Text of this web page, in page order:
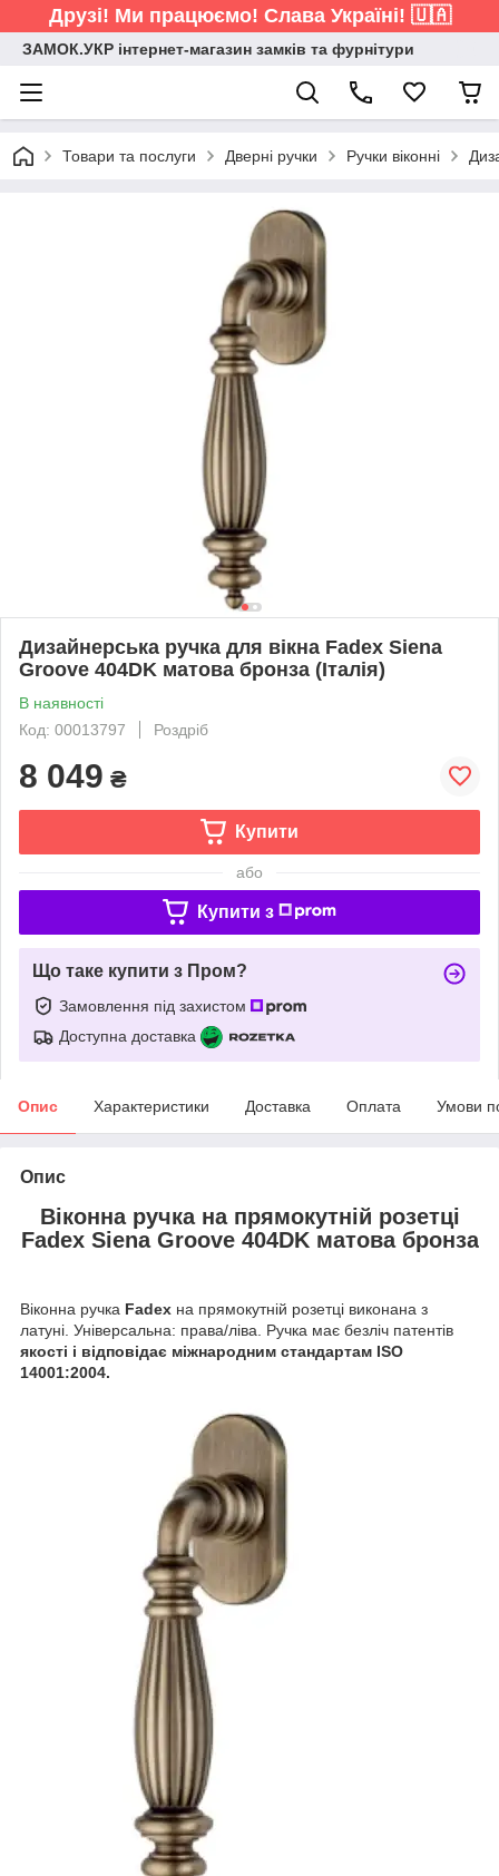
Друзі! Ми працюємо! Слава Україні! 🇺🇦
ЗАМОК.УКР інтернет-магазин замків та фурнітури
Товари та послуги Дверні ручки Ручки віконні
Дизайнерська ручка для вікна Fadex Siena
Groove 404DK матова бронза (Італія)
В наявності
Код: 00013797
Роздріб
8 049 ₴
Купити
або
Купити з
Що таке купити з Пром?
Замовлення під захистом
Доступна доставка
Опис Характеристики Доставка Оплата Умови
Опис
Віконна ручка на прямокутній розетці
Fadex Siena Groove 404DK матова бронза
Віконна ручка Fadex на прямокутній розетці виконана з
латуні. Універсальна: права/ліва. Ручка має безліч патентів
якості і відповідає міжнародним стандартам ISO
14001:2004.